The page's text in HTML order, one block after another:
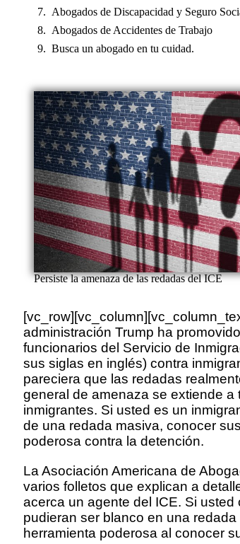
Abogados de Discapacidad y Seguro
Abogados de Accidentes de Trabajo
Busca un abogado en tu cuidad.
Persiste la amenaza de las redadas del ICE
administración Trump ha
funcionarios del Servicio de
sus siglas en inglés) contra
pareciera que las redadas
general de amenaza se extiende
inmigrantes. Si usted es un
de una redada masiva, conocer
poderosa contra la detención.
La Asociación Americana de
varios folletos que explican a
acerca un agente del ICE. Si
pudieran ser blanco en una
herramienta poderosa al conocer